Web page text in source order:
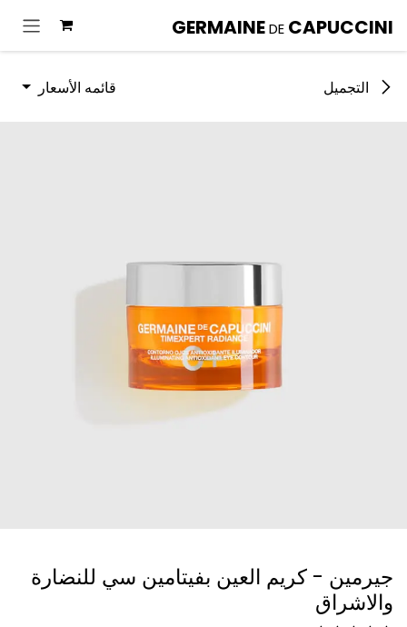
GERMAINEDE CAPUCCINI
التجميل قائمه الأسعار
جيرمين - كريم العين بفيتامين سي للنضارة
والاشراق